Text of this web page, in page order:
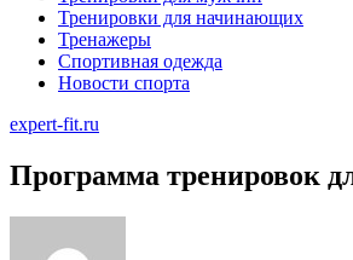
Тренировки для начинающих
Тренажеры
Спортивная одежда
Новости спорта
expert-fit.ru
Программа тренировок